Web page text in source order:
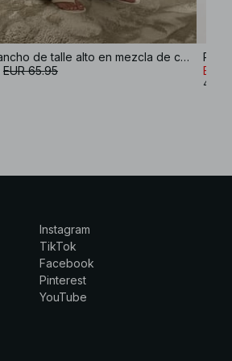
Pantalón ancho de talle alto en mezcla de colores
EUR 65.95 EUR
4
Instagram
TikTok
Facebook
Pinterest
YouTube